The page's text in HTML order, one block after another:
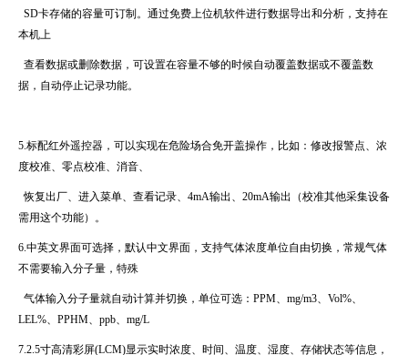
SD卡存储的容量可订制。通过免费上位机软件进行数据导出和分析，支持在
本机上
查看数据或删除数据，可设置在容量不够的时候自动覆盖数据或不覆盖数
据，自动停止记录功能。
5.标配红外遥控器，可以实现在危险场合免开盖操作，比如：修改报警点、浓
度校准、零点校准、消音、
恢复出厂、进入菜单、查看记录、 4mA输出、 20mA输出（校准其他采集设备
需用这个功能）。
6.中英文界面可选择，默认中文界面，支持气体浓度单位自由切换，常规气体
不需要输入分子量，特殊
气体输入分子量就自动计算并切换，单位可选： PPM mg/m3 Vol%
LEL%
PPHM ppb mg/L
7. 2.5寸高清彩屏(LCM)显示实时浓度、时间、温度、湿度、存储状态等信息，